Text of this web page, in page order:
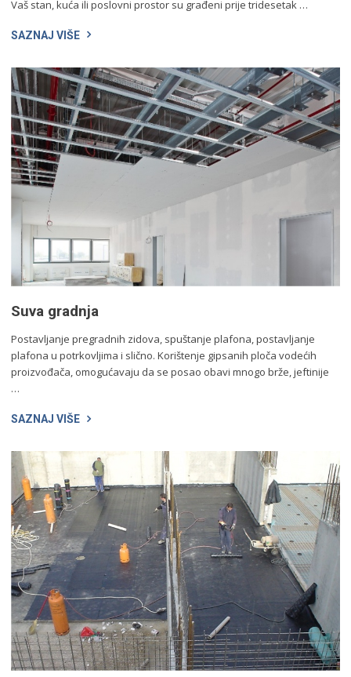
Vaš stan, kuća ili poslovni prostor su građeni prije tridesetak …
SAZNAJ VIŠE
Suva gradnja
Postavljanje pregradnih zidova, spuštanje plafona, postavljanje
plafona u potrkovljima i slično. Korištenje gipsanih ploča vodećih
proizvođača, omogućavaju da se posao obavi mnogo brže, jeftinije
…
SAZNAJ VIŠE